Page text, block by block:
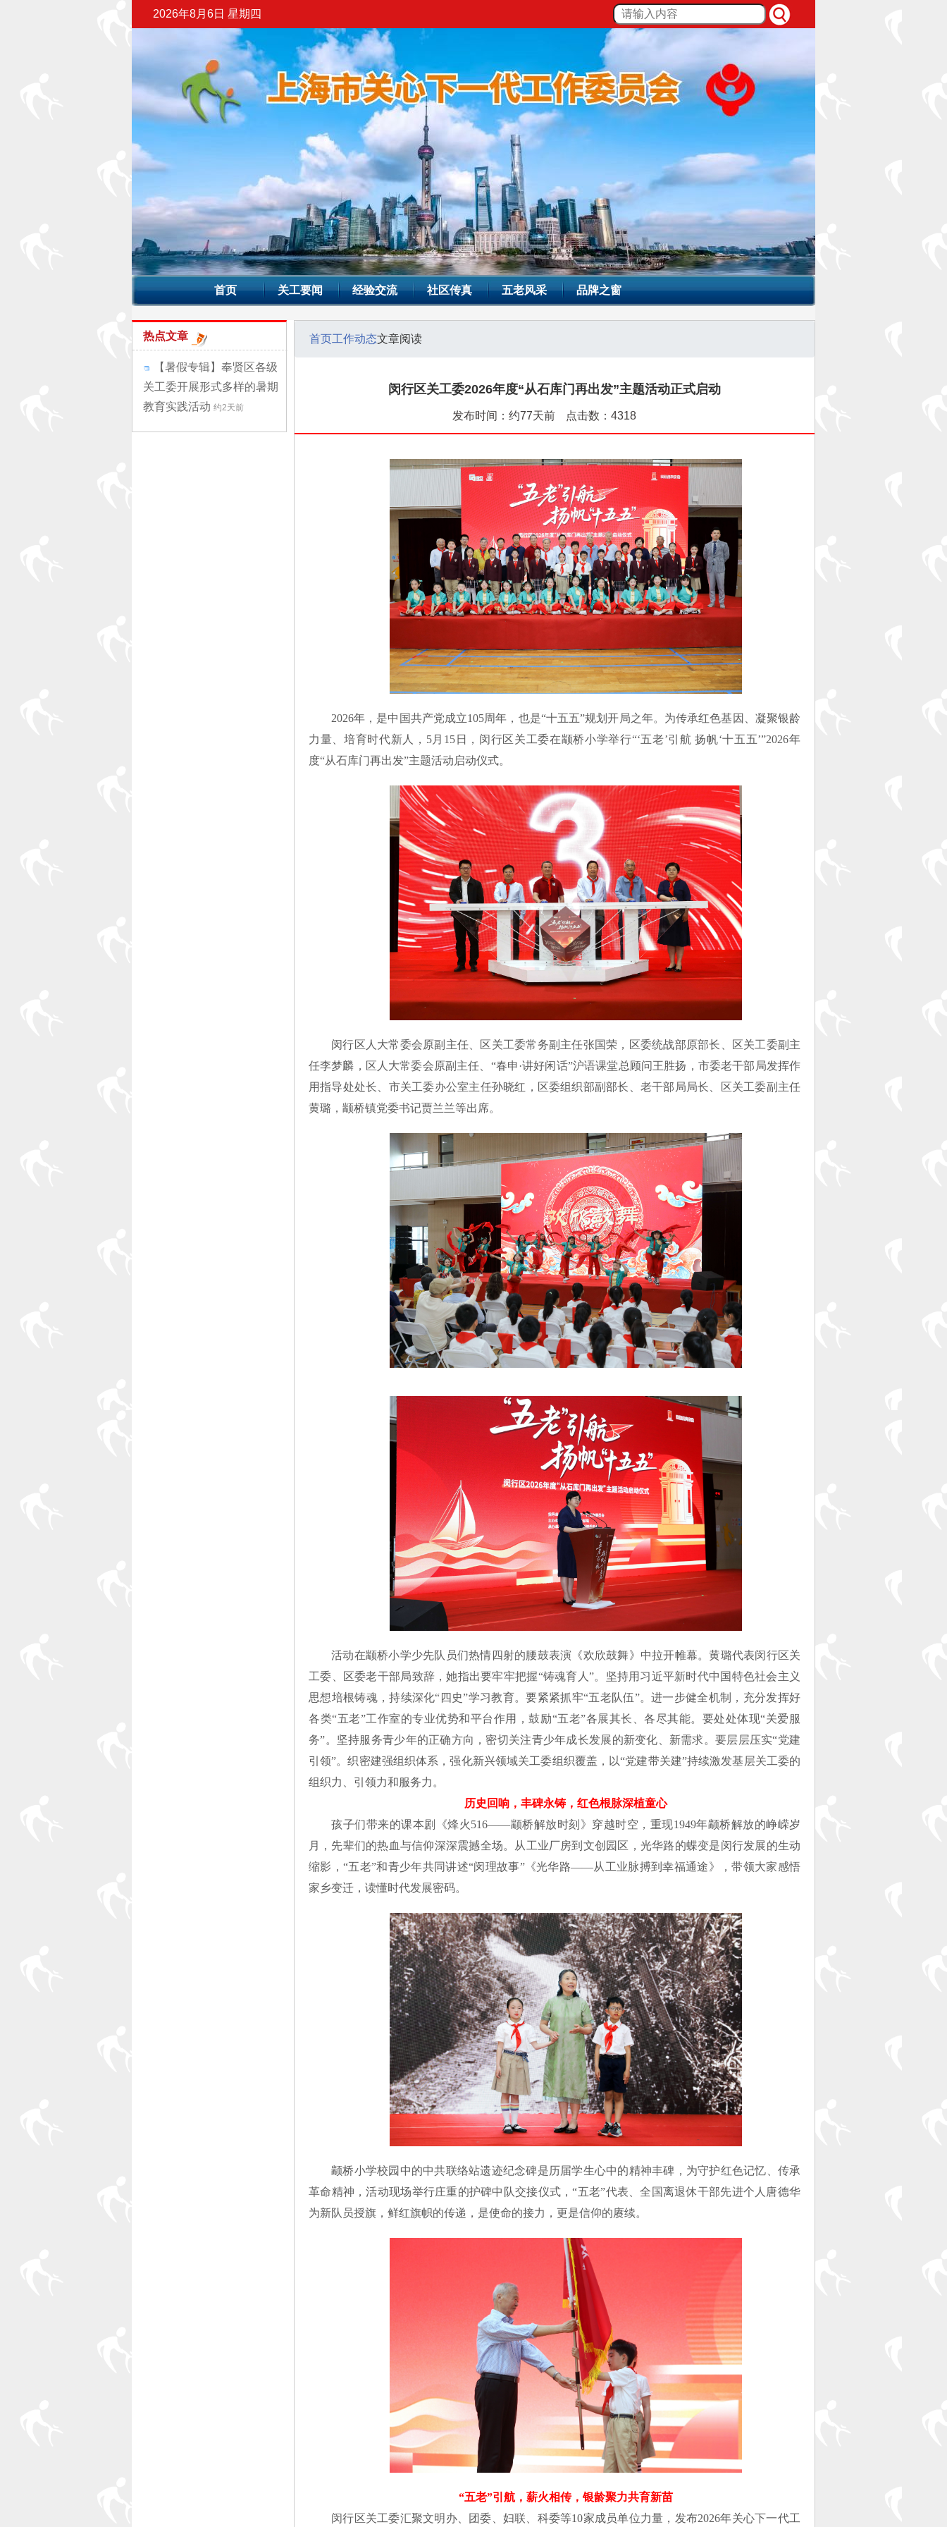
2026年8月6日 星期四
首页 关工要闻 经验交流 社区传真 五老风采 品牌之窗
热点文章
【暑假专辑】奉贤区各级
关工委开展形式多样的暑期
教育实践活动 约2天前
首页工作动态文章阅读
闵行区关工委2026年度“从石库门再出发”主题活动正式启动
发布时间：约77天前 点击数：4318
2026年，是中国共产党成立105周年，也是“十五五”规划开局之年。为传承红色基因、凝聚银龄
力量、培育时代新人，5月15日，闵行区关工委在颛桥小学举行“‘五老’引航 扬帆‘十五五’”2026年
度“从石库门再出发”主题活动启动仪式。
闵行区人大常委会原副主任、区关工委常务副主任张国荣，区委统战部原部长、区关工委副主
任李梦麟，区人大常委会原副主任、“春申·讲好闲话”沪语课堂总顾问王胜扬，市委老干部局发挥作
用指导处处长、市关工委办公室主任孙晓红，区委组织部副部长、老干部局局长、区关工委副主任
黄璐，颛桥镇党委书记贾兰兰等出席。
活动在颛桥小学少先队员们热情四射的腰鼓表演《欢欣鼓舞》中拉开帷幕。黄璐代表闵行区关
工委、区委老干部局致辞，她指出要牢牢把握“铸魂育人”。坚持用习近平新时代中国特色社会主义
思想培根铸魂，持续深化“四史”学习教育。要紧紧抓牢“五老队伍”。进一步健全机制，充分发挥好
各类“五老”工作室的专业优势和平台作用，鼓励“五老”各展其长、各尽其能。要处处体现“关爱服
务”。坚持服务青少年的正确方向，密切关注青少年成长发展的新变化、新需求。要层层压实“党建
引领”。织密建强组织体系，强化新兴领域关工委组织覆盖，以“党建带关建”持续激发基层关工委的
组织力、引领力和服务力。
历史回响，丰碑永铸，红色根脉深植童心
孩子们带来的课本剧《烽火516——颛桥解放时刻》穿越时空，重现1949年颛桥解放的峥嵘岁
月，先辈们的热血与信仰深深震撼全场。从工业厂房到文创园区，光华路的蝶变是闵行发展的生动
缩影，“五老”和青少年共同讲述“闵理故事”《光华路——从工业脉搏到幸福通途》，带领大家感悟
家乡变迁，读懂时代发展密码。
颛桥小学校园中的中共联络站遗迹纪念碑是历届学生心中的精神丰碑，为守护红色记忆、传承
革命精神，活动现场举行庄重的护碑中队交接仪式，“五老”代表、全国离退休干部先进个人唐德华
为新队员授旗，鲜红旗帜的传递，是使命的接力，更是信仰的赓续。
“五老”引航，薪火相传，银龄聚力共育新苗
闵行区关工委汇聚文明办、团委、妇联、科委等10家成员单位力量，发布2026年关心下一代工